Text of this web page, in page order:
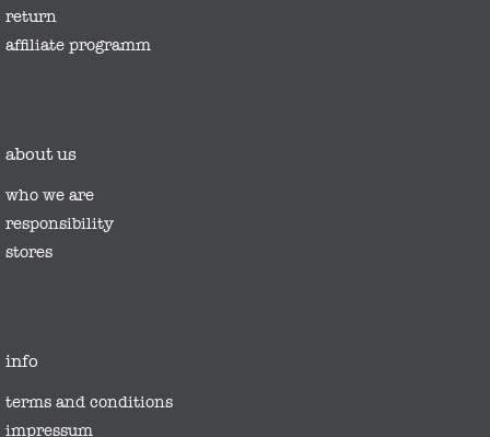
return
affiliate programm
about us
who we are
responsibility
stores
info
terms and conditions
impressum